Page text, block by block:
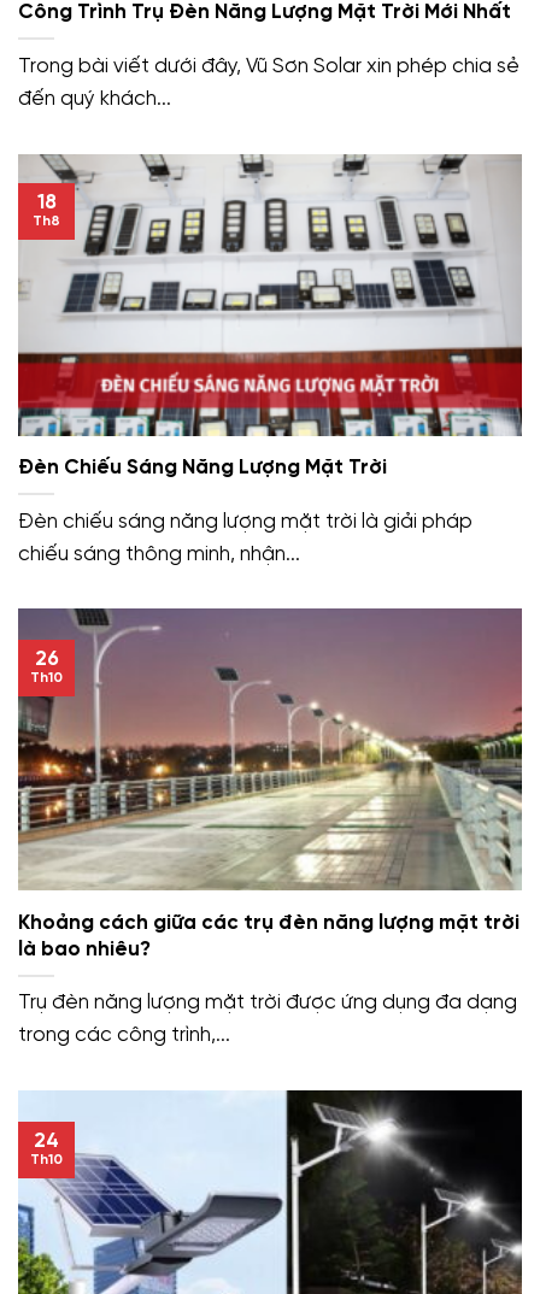
Công Trình Trụ Đèn Năng Lượng Mặt Trời Mới Nhất
Trong bài viết dưới đây, Vũ Sơn Solar xin phép chia sẻ
đến quý khách...
Đèn Chiếu Sáng Năng Lượng Mặt Trời
Đèn chiếu sáng năng lượng mặt trời là giải pháp
chiếu sáng thông minh, nhận...
18
Th8
Khoảng cách giữa các trụ đèn năng lượng mặt trời
là bao nhiêu?
Trụ đèn năng lượng mặt trời được ứng dụng đa dạng
trong các công trình,...
26
Th10
24
Th10